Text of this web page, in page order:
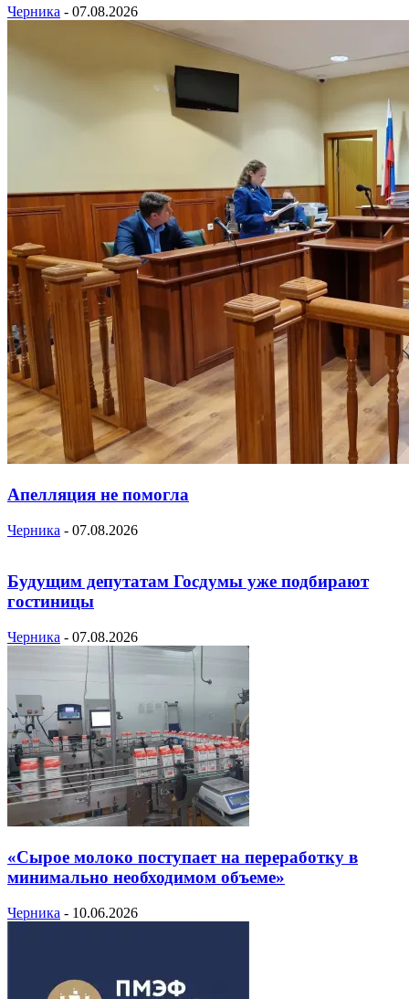
Черника - 07.08.2026
Апелляция не помогла
Черника - 07.08.2026
Будущим депутатам Госдумы уже подбирают
гостиницы
Черника - 07.08.2026
«Сырое молоко поступает на переработку в
минимально необходимом объеме»
Черника - 10.06.2026